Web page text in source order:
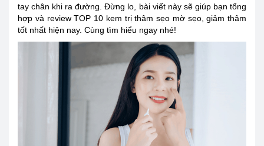
tay chân khi ra đường. Đừng lo, bài viết này sẽ giúp bạn tổng
hợp và review TOP 10 kem trị thâm sẹo mờ sẹo, giảm thâm
tốt nhất hiện nay. Cùng tìm hiểu ngay nhé!